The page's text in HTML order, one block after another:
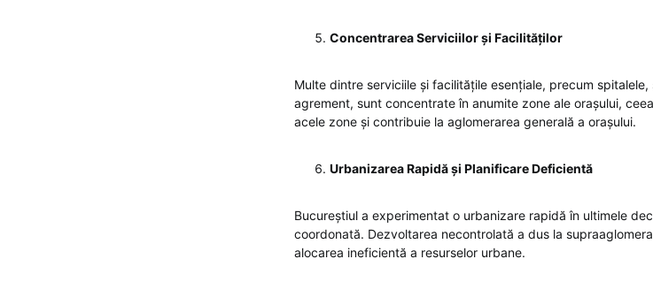
Concentrarea Serviciilor și Facilităților
Multe dintre serviciile și facilitățile esențiale, precum
agrement, sunt concentrate în anumite zone ale orașului,
acele zone și contribuie la aglomerarea generală a orașului.
Urbanizarea Rapidă și Planificare Deficientă
Bucureștiul a experimentat o urbanizare rapidă în ultimele
coordonată. Dezvoltarea necontrolată a dus la
alocarea ineficientă a resurselor urbane.